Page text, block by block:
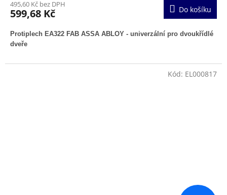
495,60 Kč bez DPH
599,68 Kč Do košíku
Protiplech EA322 FAB ASSA ABLOY - univerzální pro dvoukřídlé
dveře
Kód: EL000817